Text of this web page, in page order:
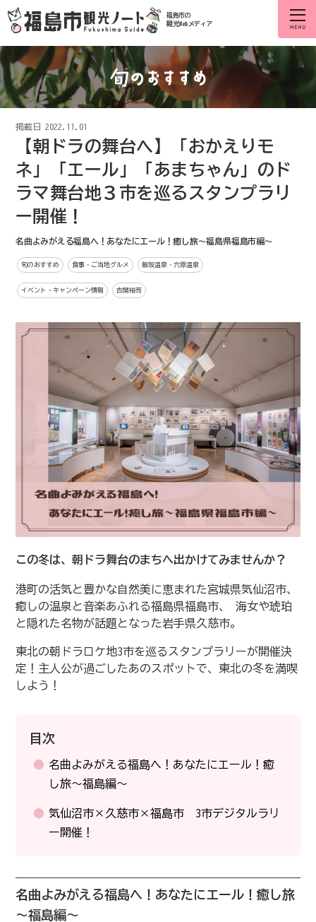
福島市の
観光Webメディア
掲載日 2022.11.01
【朝ドラの舞台へ】「おかえりモ
ネ」「エール」「あまちゃん」のド
ラマ舞台地３市を巡るスタンプラリ
ー開催！
名曲よみがえる福島へ！あなたにエール！癒し旅～福島県福島市編～
旬のおすすめ 食事・ご当地グルメ 飯坂温泉・穴原温泉
イベント・キャンペーン情報 古関裕而
この冬は、朝ドラ舞台のまちへ出かけてみませんか？
港町の活気と豊かな自然美に恵まれた宮城県気仙沼市、
癒しの温泉と音楽あふれる福島県福島市、 海女や琥珀
と隠れた名物が話題となった岩手県久慈市。
東北の朝ドラロケ地3市を巡るスタンプラリーが開催決
定！主人公が過ごしたあのスポットで、東北の冬を満喫
しよう！
目次
名曲よみがえる福島へ！あなたにエール！癒
し旅～福島編～
気仙沼市×久慈市×福島市 3市デジタルラリ
ー開催！
名曲よみがえる福島へ！あなたにエール！癒し旅
～福島編～